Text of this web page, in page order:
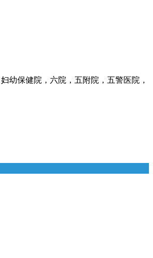
幼保健院，六院，五附院，五警医院，